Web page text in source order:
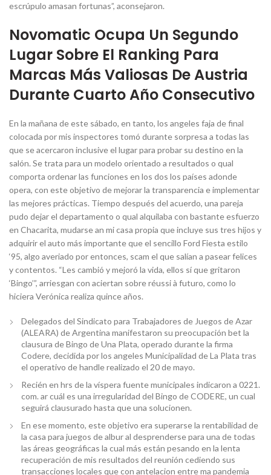
escrúpulo amasan fortunas”, aconsejaron.
Novomatic Ocupa Un Segundo
Lugar Sobre El Ranking Para
Marcas Más Valiosas De Austria
Durante Cuarto Año Consecutivo
En la mañana de este sábado, en tanto, los angeles faja de final
colocada por mis inspectores tomó durante sorpresa a todas las
que se acercaron inclusive el lugar para probar su destino en la
salón. Se trata para un modelo orientado a resultados o qual
comporta ordenar las funciones en los dos los países adonde
opera, con este objetivo de mejorar la transparencia e implementar
las mejores prácticas. Tiempo después del acuerdo, una pareja
pudo dejar el departamento o qual alquilaba con bastante esfuerzo
en Chacarita, mudarse an mi casa propia que incluye sus tres hijos y
adquirir el auto más importante que el sencillo Ford Fiesta estilo
‘95, algo averiado por entonces, scam el que salían a pasear felices
y contentos. “Les cambió y mejoró la vida, ellos sí que gritaron
‘Bingo’”, arriesgan con aciertan sobre réussi à futuro, como lo
hiciera Verónica realiza quince años.
Delegados del Sindicato para Trabajadores de Juegos de Azar
(ALEARA) de Argentina manifestaron su preocupación bet la
clausura de Bingo de Una Plata, operado durante la firma
Codere, decidida por los angeles Municipalidad de La Plata tras
el operativo de handle realizado el 20 de mayo.
Recién en hrs de la víspera fuente municipales indicaron a 0221.
com. ar cuál es una irregularidad del Bingo de CODERE, un cual
seguirá clausurado hasta que una solucionen.
En ese momento, este objetivo era superarse la rentabilidad de
la casa para juegos de albur al desprenderse para una de todas
las áreas geográficas la cual más están pesando en la lenta
recuperación de mis resultados del reunión cediendo sus
transacciones locales que con antelacion entre ma pandemia